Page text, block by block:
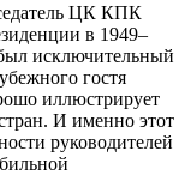
ЦК КПК
в 1949–
исключительный
гостя
иллюстрирует
И именно этот
руководителей